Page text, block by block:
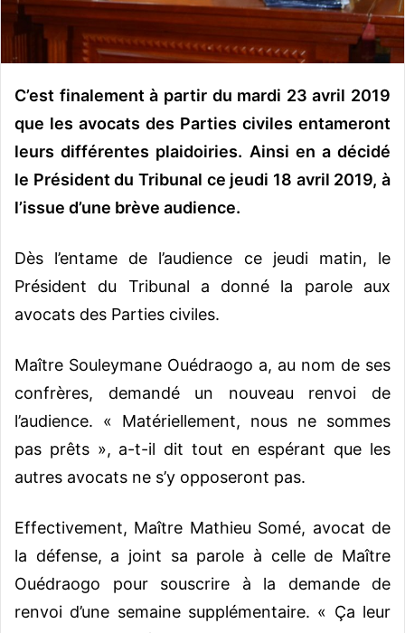
r
r
i
l
C’est finalement à partir du mardi 23 avril 2019
que les avocats des Parties civiles entameront
leurs différentes plaidoiries. Ainsi en a décidé
le Président du Tribunal ce jeudi 18 avril 2019, à
l’issue d’une brève audience.
Dès l’entame de l’audience ce jeudi matin, le
Président du Tribunal a donné la parole aux
avocats des Parties civiles.
Maître Souleymane Ouédraogo a, au nom de ses
confrères, demandé un nouveau renvoi de
l’audience. « Matériellement, nous ne sommes
pas prêts », a-t-il dit tout en espérant que les
autres avocats ne s’y opposeront pas.
Effectivement, Maître Mathieu Somé, avocat de
la défense, a joint sa parole à celle de Maître
Ouédraogo pour souscrire à la demande de
renvoi d’une semaine supplémentaire. « Ça leur